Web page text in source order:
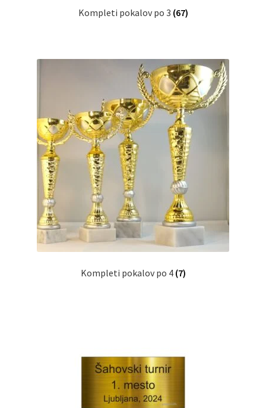
Kompleti pokalov po 3 (67)
Kompleti pokalov po 4 (7)